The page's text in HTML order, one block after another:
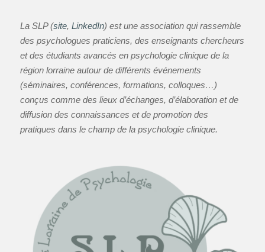
La SLP (site, LinkedIn) est une association qui rassemble
des psychologues praticiens, des enseignants chercheurs
et des étudiants avancés en psychologie clinique de la
région lorraine autour de différents événements
(séminaires, conférences, formations, colloques…)
conçus comme des lieux d’échanges, d’élaboration et de
diffusion des connaissances et de promotion des
pratiques dans le champ de la psychologie clinique.